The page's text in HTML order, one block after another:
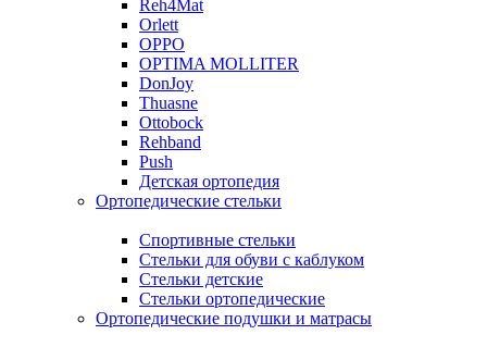
Reh4Mat
Orlett
OPPO
OPTIMA MOLLITER
DonJoy
Thuasne
Ottobock
Rehband
Push
Детская ортопедия
Ортопедические стельки
Спортивные стельки
Стельки для обуви с каблуком
Стельки детские
Стельки ортопедические
Ортопедические подушки и матрасы